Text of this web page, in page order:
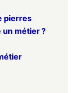
pierres
métier ?